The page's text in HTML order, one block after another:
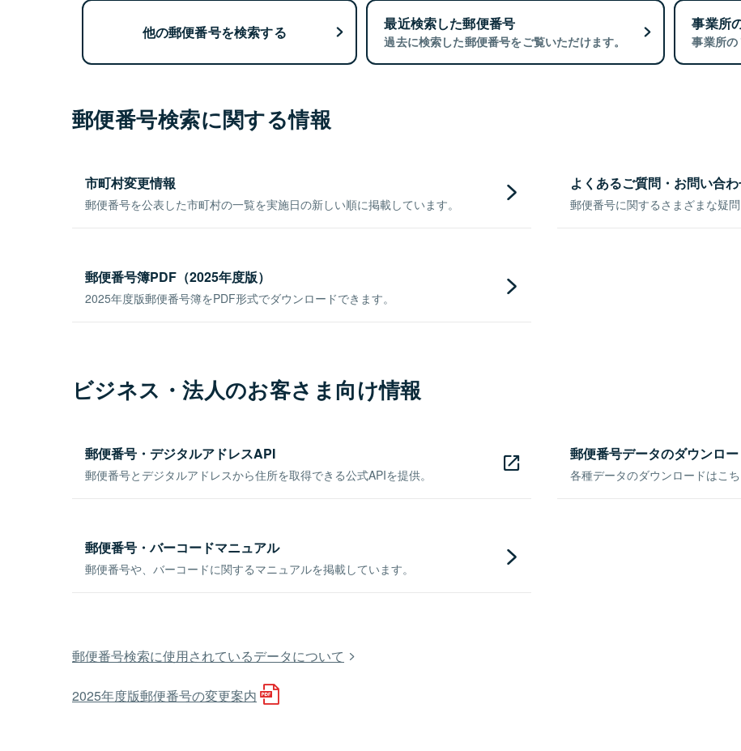
他の郵便番号を検索する 最近検索した郵便番号
過去に検索した郵便番号をご覧いただけます。
事業所
事業所の
郵便番号検索に関する情報
市町村変更情報
郵便番号を公表した市町村の一覧を実施日の新しい順に掲載しています。
よくあるご質問・お問い合
郵便番号に関するさまざまな疑問
郵便番号簿PDF（2025年度版）
2025年度版郵便番号簿をPDF形式でダウンロードできます。
ビジネス・法人のお客さま向け情報
郵便番号・デジタルアドレスAPI
郵便番号とデジタルアドレスから住所を取得できる公式APIを提供。
郵便番号データのダウンロ
各種データのダウンロードはこ
郵便番号・バーコードマニュアル
郵便番号や、バーコードに関するマニュアルを掲載しています。
郵便番号検索に使用されているデータについて
2025年度版郵便番号の変更案内